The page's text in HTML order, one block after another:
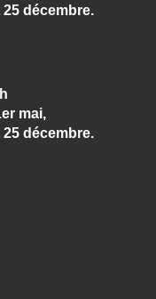
décembre.
mai,
décembre.